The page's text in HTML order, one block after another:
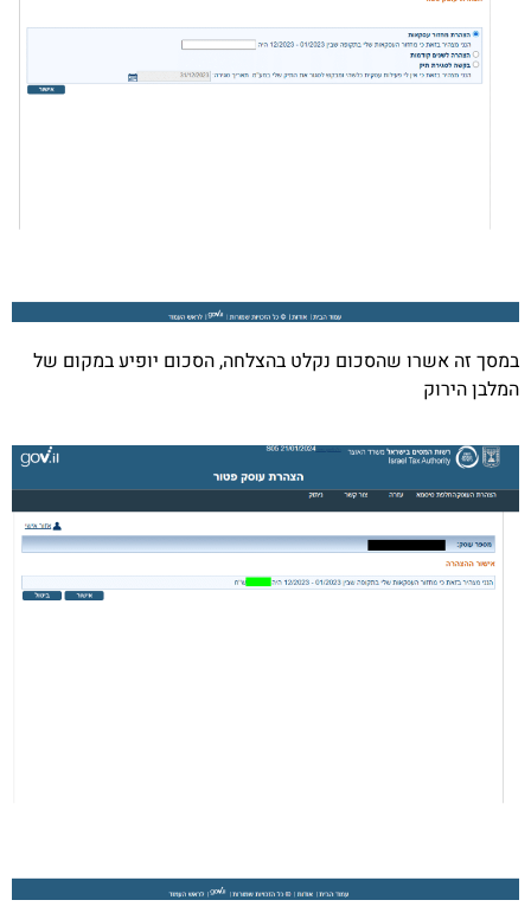
במסך זה אשרו שהסכום נקלט בהצלחה, הסכום יופיע במקום של
המלבן הירוק